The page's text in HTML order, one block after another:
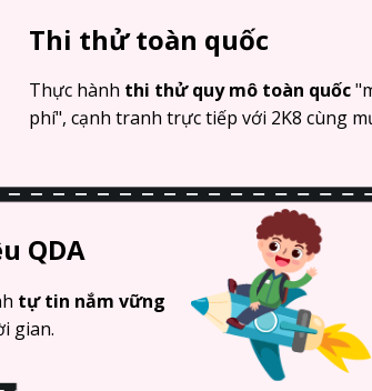
Thực hành thi thử quy mô toàn quốc
phí", cạnh tranh trực tiếp với 2K8 cùng
Thi thử toàn quốc
tự tin nắm vững
gian.
QDA